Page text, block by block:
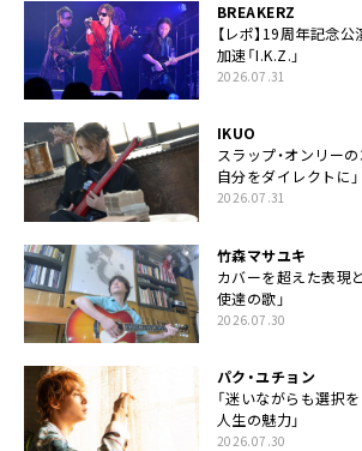
BREAKERZ
【レポ】19周年記念
加速「I.K.Z.」
2026.07.31
IKUO
スラップ・オンリー
自分をダイレクトに」
2026.07.31
竹森マサユキ
カバーを超えた表現
使達の歌」
2026.07.30
パク・ユチョン
「迷いながらも選択
人生の魅力」
2026.07.30